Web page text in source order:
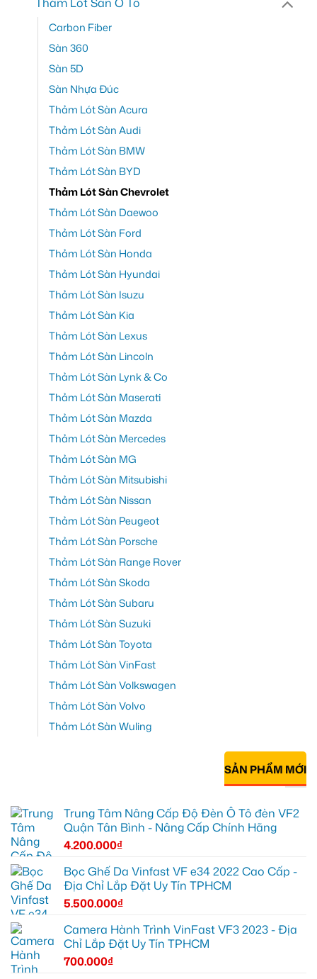
Carbon Fiber
Sàn 360
Sàn 5D
Sàn Nhựa Đúc
Thảm Lót Sàn Acura
Thảm Lót Sàn Audi
Thảm Lót Sàn BMW
Thảm Lót Sàn BYD
Thảm Lót Sàn Chevrolet
Thảm Lót Sàn Daewoo
Thảm Lót Sàn Ford
Thảm Lót Sàn Honda
Thảm Lót Sàn Hyundai
Thảm Lót Sàn Isuzu
Thảm Lót Sàn Kia
Thảm Lót Sàn Lexus
Thảm Lót Sàn Lincoln
Thảm Lót Sàn Lynk & Co
Thảm Lót Sàn Maserati
Thảm Lót Sàn Mazda
Thảm Lót Sàn Mercedes
Thảm Lót Sàn MG
Thảm Lót Sàn Mitsubishi
Thảm Lót Sàn Nissan
Thảm Lót Sàn Peugeot
Thảm Lót Sàn Porsche
Thảm Lót Sàn Range Rover
Thảm Lót Sàn Skoda
Thảm Lót Sàn Subaru
Thảm Lót Sàn Suzuki
Thảm Lót Sàn Toyota
Thảm Lót Sàn VinFast
Thảm Lót Sàn Volkswagen
Thảm Lót Sàn Volvo
Thảm Lót Sàn Wuling
SẢN PHẨM MỚI
Trung Tâm Nâng Cấp Độ Đèn Ô Tô đèn VF2
Quận Tân Bình - Nâng Cấp Chính Hãng
4.200.000₫
Bọc Ghế Da Vinfast VF e34 2022 Cao Cấp -
Địa Chỉ Lắp Đặt Uy Tín TPHCM
5.500.000₫
Camera Hành Trình VinFast VF3 2023 - Địa
Chỉ Lắp Đặt Uy Tín TPHCM
700.000₫